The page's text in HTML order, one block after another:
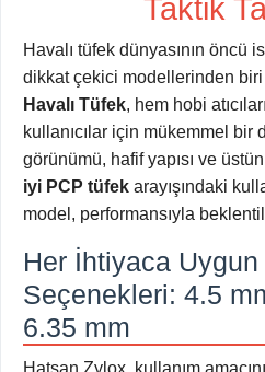
Taktik
Havalı tüfek dünyasının öncü
dikkat çekici modellerinden
Havalı Tüfek, hem hobi
kullanıcılar için mükemmel bir
görünümü, hafif yapısı ve
iyi PCP tüfek arayışındaki
model, performansıyla
Her İhtiyaca
Seçenekleri: 4.5
6.35 mm